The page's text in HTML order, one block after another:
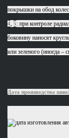
покрышки на обод
4, 5: при контроле
боковину наносят
или зеленого (иногда –
Дата производства шин: